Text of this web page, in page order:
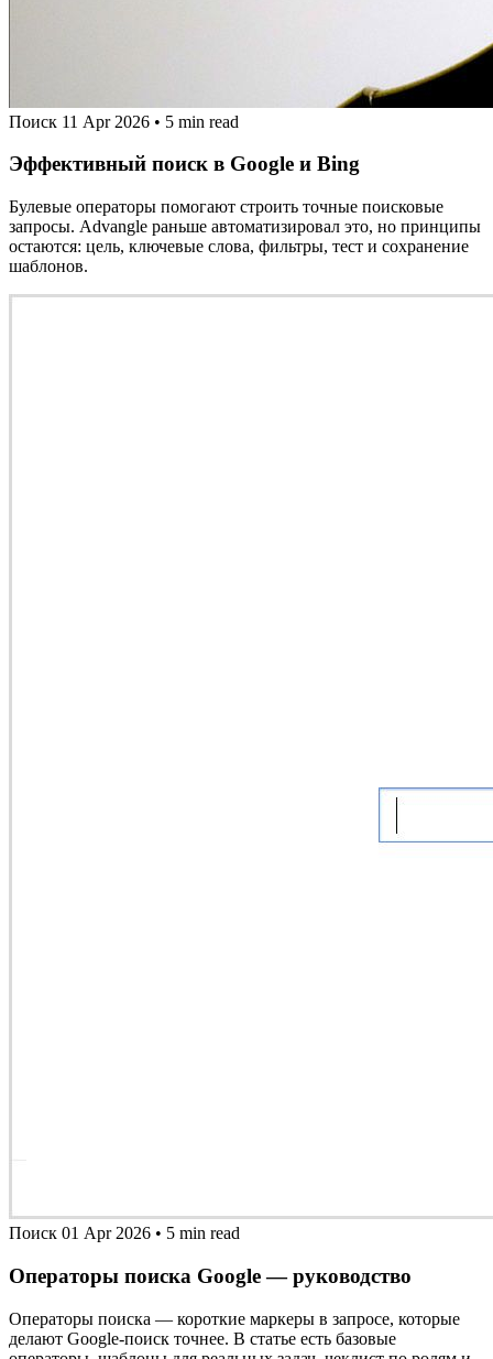
Поиск 11 Apr 2026 • 5 min read
Эффективный поиск в Google и Bing
Булевые операторы помогают строить точные поисковые
запросы. Advangle раньше автоматизировал это, но принципы
остаются: цель, ключевые слова, фильтры, тест и сохранение
шаблонов.
Поиск 01 Apr 2026 • 5 min read
Операторы поиска Google — руководство
Операторы поиска — короткие маркеры в запросе, которые
делают Google‑поиск точнее. В статье есть базовые